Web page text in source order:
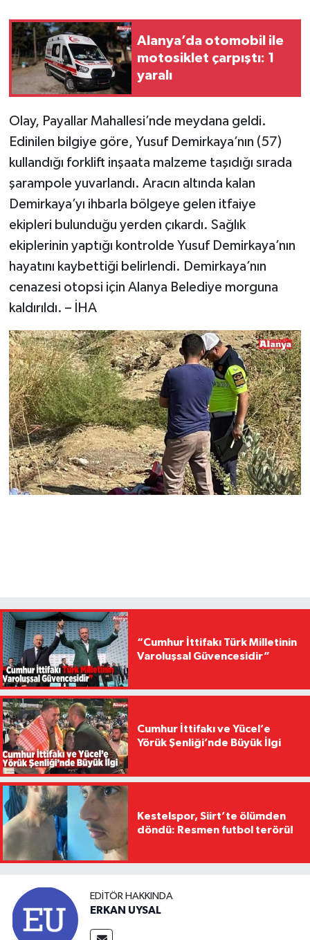
Alanya’da otomobil ile
motosiklet çarpıştı: 1
yaralı
Olay, Payallar Mahallesi’nde meydana geldi.
Edinilen bilgiye göre, Yusuf Demirkaya’nın (57)
kullandığı forklift inşaata malzeme taşıdığı sırada
şarampole yuvarlandı. Aracın altında kalan
Demirkaya’yı ihbarla bölgeye gelen itfaiye
ekipleri bulunduğu yerden çıkardı. Sağlık
ekiplerinin yaptığı kontrolde Yusuf Demirkaya’nın
hayatını kaybettiği belirlendi. Demirkaya’nın
cenazesi otopsi için Alanya Belediye morguna
kaldırıldı. – İHA
“Cumhur İttifakı Türk Milletinin
Varoluşsal Güvencesidir”
Cumhur İttifakı ve Yücel’e
Yörük Şenliği’nde Büyük İlgi
Kestelspor, Siirt’te ölümden
döndü: Resmen futbol terörü!
EDITÖR HAKKINDA
ERKAN UYSAL